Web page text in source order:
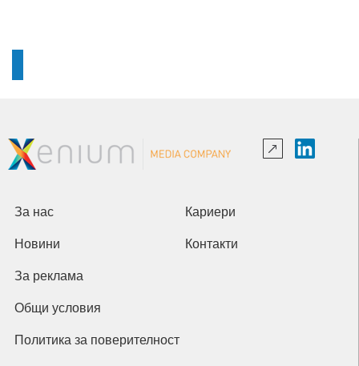
За нас Кариери
Новини Контакти
За реклама
Общи условия
Политика за поверителност